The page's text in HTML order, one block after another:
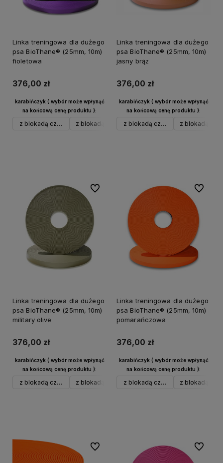
Linka treningowa dla dużego
psa BioThane® (25mm, 10m)
fioletowa
376,00 zł
karabińczyk ( wybór może wpłynąć
na końcową cenę produktu ):
z blokadą czarny aluz blokadą srebrny aluw typie Frog do 40 kg czarny
Linka treningowa dla dużego
psa BioThane® (25mm, 10m)
jasny brąz
376,00 zł
karabińczyk ( wybór może wpłynąć
na końcową cenę produktu ):
z blokadą czarny aluz blokadą
Linka treningowa dla dużego
psa BioThane® (25mm, 10m)
military olive
376,00 zł
karabińczyk ( wybór może wpłynąć
na końcową cenę produktu ):
z blokadą czarny aluz blokadą srebrny aluw typie Frog do 40 kg czarny
Do ulubionych
Linka treningowa dla dużego
psa BioThane® (25mm, 10m)
pomarańczowa
376,00 zł
karabińczyk ( wybór może wpłynąć
na końcową cenę produktu ):
z blokadą czarny aluz blokadą
Do
Do ulubionych Do